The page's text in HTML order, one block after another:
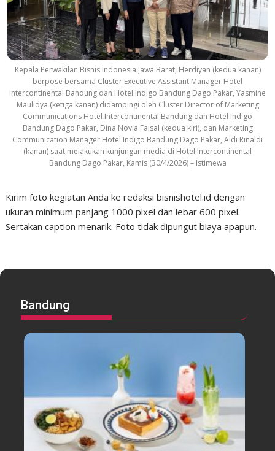
Kepala Perwakilan Bisnis Indonesia Jawa Barat, Herdiyan (kedua kanan)
berpose bersama Cluster Executive Assistant Manager Hotel
Intercontinental Bandung dan Hotel Indigo Bandung Dago Pakar, Yasmine
Maulidya (ketiga kanan) didampingi oleh Cluster Director of Marketing
Communications Hotel Intercontinental Bandung dan Hotel Indigo
Bandung Dago Pakar, Dina Novia Faisal (kedua kiri), dan Marketing
Communication Manager Hotel Indigo Bandung Dago Pakar, Aldi Rinaldi
(kanan) saat melakukan kunjungan media di Hotel Intercontinental
Bandung Dago Pakar, Kamis (30/4/2026) – Istimewa
Kirim foto kegiatan Anda ke redaksi bisnishotel.id dengan
ukuran minimum panjang 1000 pixel dan lebar 600 pixel.
Sertakan caption menarik. Foto tidak dipungut biaya apapun.
Bandung